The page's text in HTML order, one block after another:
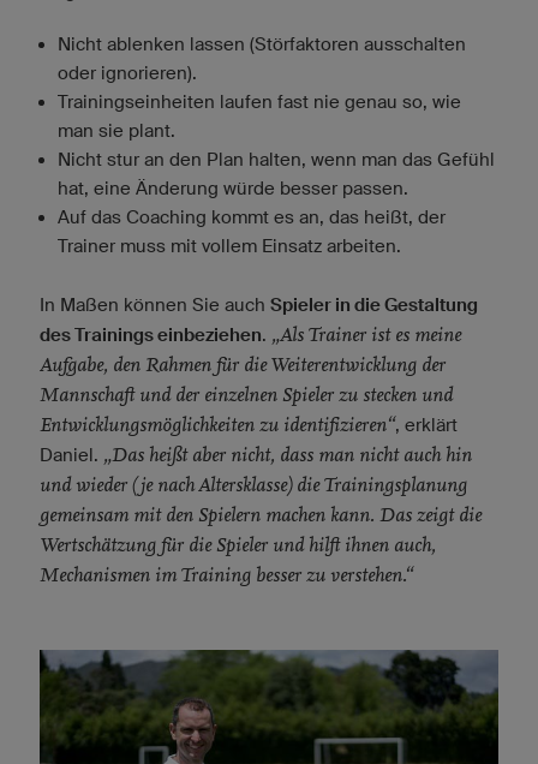
Nicht ablenken lassen (Störfaktoren ausschalten
oder ignorieren).
Trainingseinheiten laufen fast nie genau so, wie
man sie plant.
Nicht stur an den Plan halten, wenn man das Gefühl
hat, eine Änderung würde besser passen.
Auf das Coaching kommt es an, das heißt, der
Trainer muss mit vollem Einsatz arbeiten.
In Maßen können Sie auch Spieler in die Gestaltung
des Trainings einbeziehen. „Als Trainer ist es meine
Aufgabe, den Rahmen für die Weiterentwicklung der
Mannschaft und der einzelnen Spieler zu stecken und
Entwicklungsmöglichkeiten zu identifizieren“, erklärt
Daniel. „Das heißt aber nicht, dass man nicht auch hin
und wieder (je nach Altersklasse) die Trainingsplanung
gemeinsam mit den Spielern machen kann. Das zeigt die
Wertschätzung für die Spieler und hilft ihnen auch,
Mechanismen im Training besser zu verstehen.“